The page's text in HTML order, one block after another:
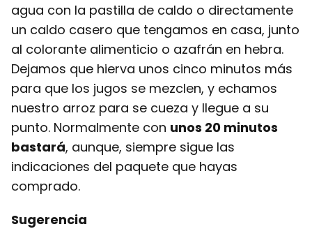
agua con la pastilla de caldo o directamente
un caldo casero que tengamos en casa, junto
al colorante alimenticio o azafrán en hebra.
Dejamos que hierva unos cinco minutos más
para que los jugos se mezclen, y echamos
nuestro arroz para se cueza y llegue a su
punto. Normalmente con unos 20 minutos
bastará, aunque, siempre sigue las
indicaciones del paquete que hayas
comprado.
Sugerencia